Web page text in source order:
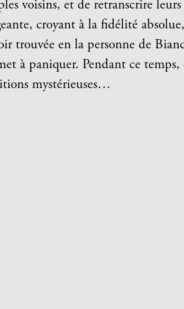
voisins, et de retranscrire leurs
croyant à la fidélité
trouvée en la personne de
à paniquer. Pendant ce temps,
mystérieuses…